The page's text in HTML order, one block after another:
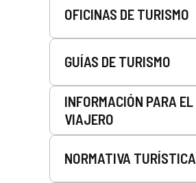
OFICINAS DE TURISMO
GUÍAS DE TURISMO
INFORMACIÓN PARA EL
VIAJERO
NORMATIVA TURÍSTICA